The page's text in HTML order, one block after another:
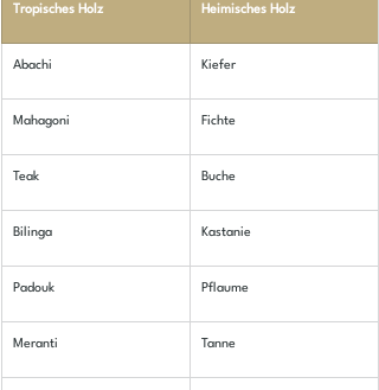
​Tropisches Holz Heimisches Holz
​Abachi ​Kiefer
​Mahagoni Fichte
​Teak Buche
Bilinga ​Kastanie
​Padouk ​Pflaume
​Meranti ​Tanne